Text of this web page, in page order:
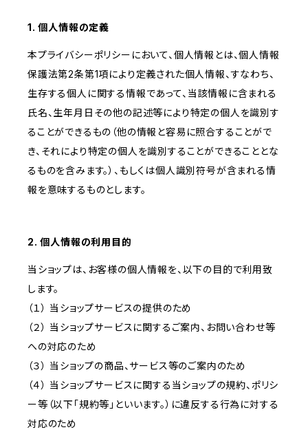
1. 個人情報の定義
本プライバシーポリシーにおいて、個人情報とは、個人情報
保護法第2条第1項により定義された個人情報、すなわち、
生存する個人に関する情報であって、当該情報に含まれる
氏名、生年月日その他の記述等により特定の個人を識別す
ることができるもの（他の情報と容易に照合することがで
き、それにより特定の個人を識別することができることとな
るものを含みます。）、もしくは個人識別符号が含まれる情
報を意味するものとします。
2. 個人情報の利用目的
当ショップは、お客様の個人情報を、以下の目的で利用致
します。
（１） 当ショップサービスの提供のため
（２） 当ショップサービスに関するご案内、お問い合わせ等
への対応のため
（３） 当ショップの商品、サービス等のご案内のため
（４） 当ショップサービスに関する当ショップの規約、ポリシ
ー等（以下「規約等」といいます。）に違反する行為に対する
対応のため